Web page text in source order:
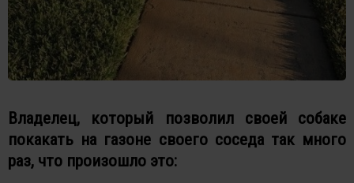
Владелец, который позволил своей собаке
покакать на газоне своего соседа так много
раз, что произошло это: